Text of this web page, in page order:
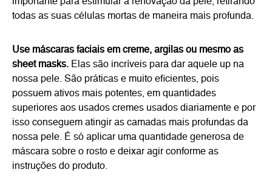
todas as suas células mortas de maneira mais profunda.
Use máscaras faciais em creme, argilas ou mesmo as
sheet masks. Elas são incríveis para dar aquele up na
nossa pele. São práticas e muito eficientes, pois
possuem ativos mais potentes, em quantidades
superiores aos usados cremes usados diariamente e por
isso conseguem atingir as camadas mais profundas da
nossa pele. É só aplicar uma quantidade generosa de
máscara sobre o rosto e deixar agir conforme as
instruções do produto.